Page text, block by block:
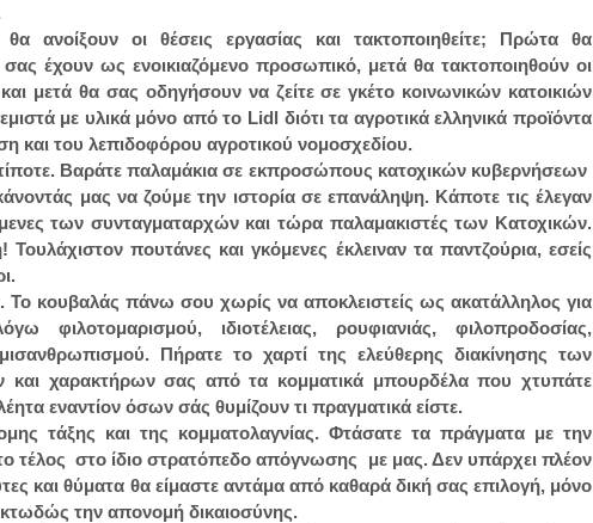
θα ανοίξουν οι θέσεις εργασίας και τακτοποιηθείτε; Πρώτα θα
σας έχουν ως ενοικιαζόμενο προσωπικό, μετά θα τακτοποιηθούν οι
μετά θα σας οδηγήσουν να ζείτε σε γκέτο κοινωνικών κατοικιών
με υλικά μόνο από το Lidl διότι τα αγροτικά ελληνικά προϊόντα
και του λεπιδοφόρου αγροτικού νομοσχεδίου.
Βαράτε παλαμάκια σε εκπροσώπους κατοχικών κυβερνήσεων
μας να ζούμε την ιστορία σε επανάληψη. Κάποτε τις έλεγαν
των συνταγματαρχών και τώρα παλαμακιστές των Κατοχικών.
Τουλάχιστον πουτάνες και γκόμενες έκλειναν τα παντζούρια, εσείς
Το κουβαλάς πάνω σου χωρίς να αποκλειστείς ως ακατάλληλος για
ιδιοτέλειας, ρουφιανιάς, φιλοπροδοσίας,
Πήρατε το χαρτί της ελεύθερης διακίνησης των
και χαρακτήρων σας από τα κομματικά μπουρδέλα που χτυπάτε
εναντίον όσων σάς θυμίζουν τι πραγματικά είστε.
τάξης και της κομματολαγνίας. Φτάσατε τα πράγματα με την
τέλος στο ίδιο στρατόπεδο απόγνωσης με μας. Δεν υπάρχει πλέον
και θύματα θα είμαστε αντάμα από καθαρά δική σας επιλογή, μόνο
την απονομή δικαιοσύνης.